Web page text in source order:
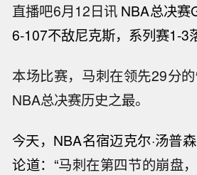
直播吧6月12日讯 NBA总决赛
6-107不敌尼克斯，系列赛1-3
本场比赛，马刺在领先29分
NBA总决赛历史之最。
今天，NBA名宿迈克尔·汤普
论道：“马刺在第四节的崩盘